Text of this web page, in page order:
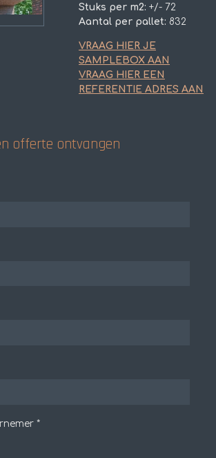
Stuks per m2: +/- 72
Aantal per pallet: 832
VRAAG HIER JE
SAMPLEBOX AAN
VRAAG HIER EEN
REFERENTIE ADRES AAN
offerte ontvangen
*